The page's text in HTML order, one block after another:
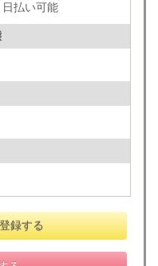
払い可能
録する